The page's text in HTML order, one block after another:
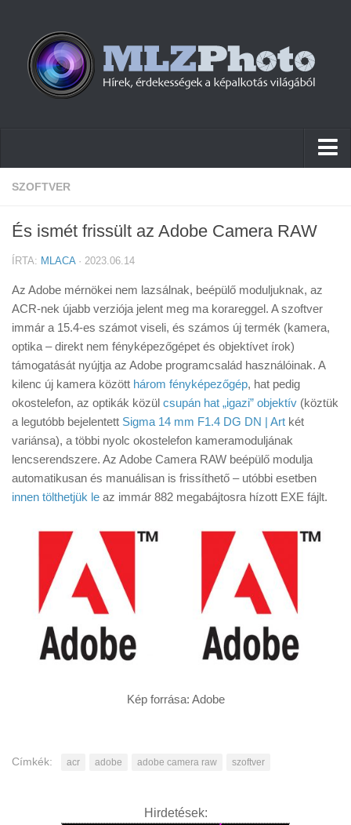
Hírek
Cikkek
Firmware
Tudástár
Tanácsok
Érdekességek
Helyszíni Riport
E-BB
SZOFTVER
És ismét frissült az Adobe Camera RAW
ÍRTA: MLACA· 2023.06.14
Az Adobe mérnökei nem lazsálnak, beépülő moduljuknak, az
ACR-nek újabb verziója jelent meg ma korareggel. A szoftver
immár a 15.4-es számot viseli, és számos új termék (kamera,
optika – direkt nem fényképezőgépet és objektívet írok)
támogatását nyújtja az Adobe programcsalád használóinak. A
kilenc új kamera között három fényképezőgép, hat pedig
okostelefon, az optikák közül csupán hat „igazi” objektív (köztük
a legutóbb bejelentett Sigma 14 mm F1.4 DG DN | Art két
variánsa), a többi nyolc okostelefon kameramoduljának
lencserendszere. Az Adobe Camera RAW beépülő modulja
automatikusan és manuálisan is frissíthető – utóbbi esetben
innen tölthetjük le az immár 882 megabájtosra hízott EXE fájlt.
Kép forrása: Adobe
Címkék: acr adobe adobe camera raw szoftver
Hirdetések: